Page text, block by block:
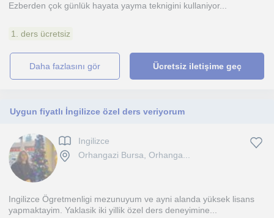
Ezberden çok günlük hayata yayma teknigini kullaniyor...
1. ders ücretsiz
daha fazlasını gör Ücretsiz iletişime geç
Uygun fiyatlı İngilizce özel ders veriyorum
Ingilizce
Orhangazi Bursa, Orhanga...
Ingilizce Ögretmenligi mezunuyum ve ayni alanda yüksek lisans
yapmaktayim. Yaklasik iki yillik özel ders deneyimine...